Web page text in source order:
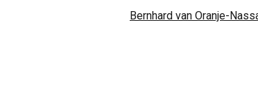
Bernhard van Oranje-